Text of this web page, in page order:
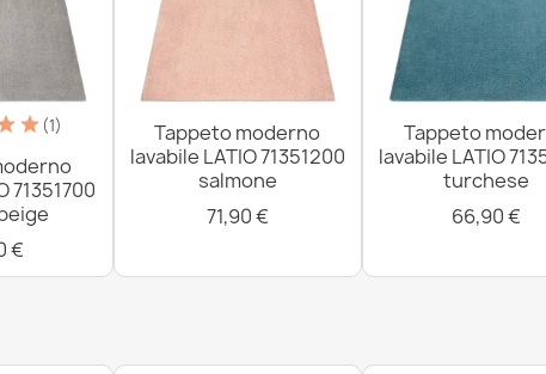
15,90 €
(1)
71351700
€
Tappeto moderno
lavabile LATIO 71351200
salmone
71,90 €
Tappeto
lavabile LATIO
turchese
66,90 €